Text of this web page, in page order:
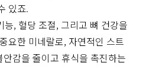
있죠.
, 혈당 조절, 그리고 뼈 건강을
요한 미네랄로, 자연적인 스트
감을 줄이고 휴식을 촉진하는